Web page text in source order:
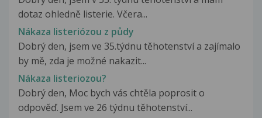
dotaz ohledně listerie. Včera...
Nákaza listeriózou z půdy
Dobrý den, jsem ve 35.týdnu těhotenství a zajímalo
by mě, zda je možné nakazit...
Nákaza listeriozou?
Dobrý den, Moc bych vás chtěla poprosit o
odpověď. Jsem ve 26 týdnu těhotenství...